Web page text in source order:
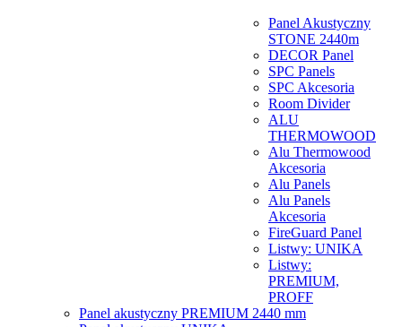
Panel Akustyczny
STONE 2440m
DECOR Panel
SPC Panels
SPC Akcesoria
Room Divider
ALU
THERMOWOOD
Alu Thermowood
Akcesoria
Alu Panels
Alu Panels
Akcesoria
FireGuard Panel
Listwy: UNIKA
Listwy:
PREMIUM,
PROFF
Panel akustyczny PREMIUM 2440 mm